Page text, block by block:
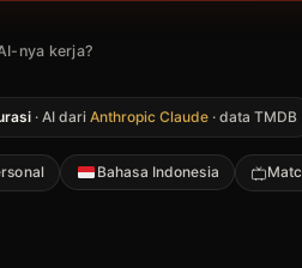
nya kerja?
· AI dari Anthropic Claude · data TMDB
Bahasa Indonesia